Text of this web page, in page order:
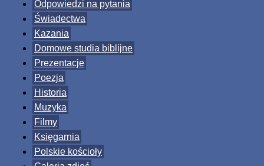
Odpowiedzi na pytania
Świadectwa
Kazania
Domowe studia biblijne
Prezentacje
Poezja
Historia
Muzyka
Filmy
Księgarnia
Polskie kościoły